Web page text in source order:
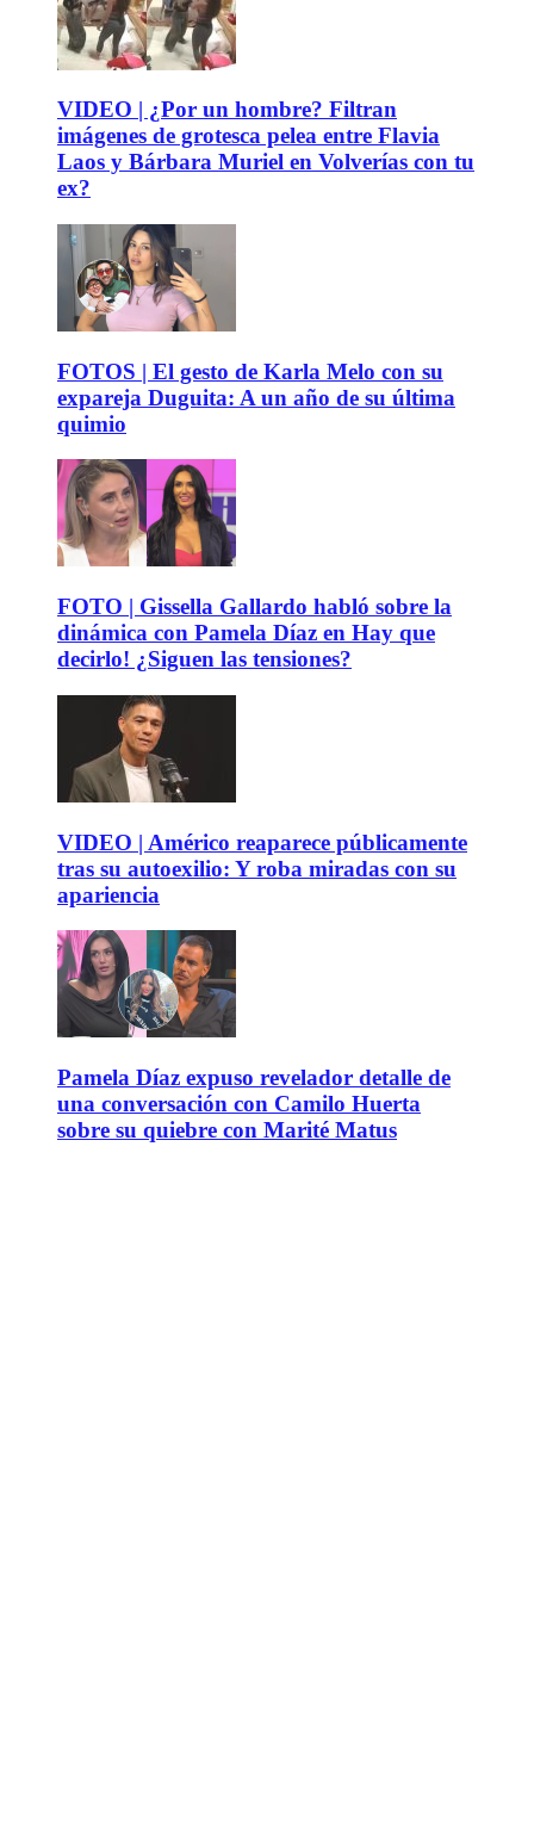
VIDEO | ¿Por un hombre? Filtran
imágenes de grotesca pelea entre Flavia
Laos y Bárbara Muriel en Volverías con tu
ex?
FOTOS | El gesto de Karla Melo con su
expareja Duguita: A un año de su última
quimio
FOTO | Gissella Gallardo habló sobre la
dinámica con Pamela Díaz en Hay que
decirlo! ¿Siguen las tensiones?
VIDEO | Américo reaparece públicamente
tras su autoexilio: Y roba miradas con su
apariencia
Pamela Díaz expuso revelador detalle de
una conversación con Camilo Huerta
sobre su quiebre con Marité Matus